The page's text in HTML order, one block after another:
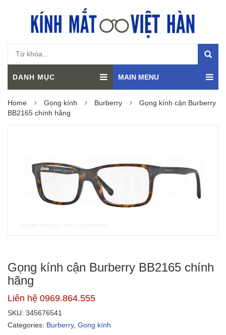
DANH MỤC MAIN MENU
Home Gọng kính Burberry
Gọng kính cận Burberry
BB2165 chính hãng
Gọng kính cận Burberry BB2165 chính
hãng
Liên hệ 0969.864.555
SKU: 345676541
Categories: Burberry, Gọng kính